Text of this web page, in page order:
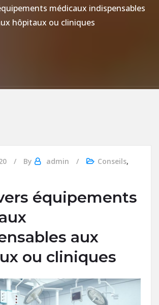
médicaux indispensables
hôpitaux ou cliniques
By admin Conseils,
équipements
aux
ou cliniques